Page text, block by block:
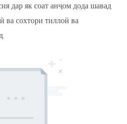
дар як соат анҷом дода шавад
ва сохтори тиллоӣ ва